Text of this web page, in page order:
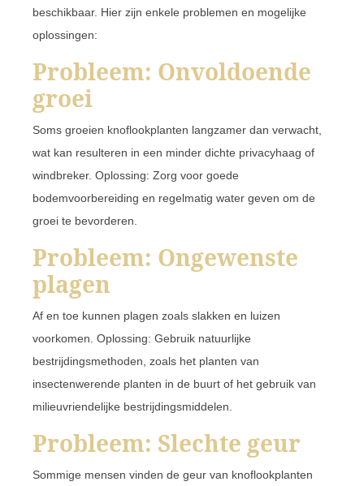
beschikbaar. Hier zijn enkele problemen en mogelijke
oplossingen:
Probleem: Onvoldoende
groei
Soms groeien knoflookplanten langzamer dan verwacht,
wat kan resulteren in een minder dichte privacyhaag of
windbreker. Oplossing: Zorg voor goede
bodemvoorbereiding en regelmatig water geven om de
groei te bevorderen.
Probleem: Ongewenste
plagen
Af en toe kunnen plagen zoals slakken en luizen
voorkomen. Oplossing: Gebruik natuurlijke
bestrijdingsmethoden, zoals het planten van
insectenwerende planten in de buurt of het gebruik van
milieuvriendelijke bestrijdingsmiddelen.
Probleem: Slechte geur
Sommige mensen vinden de geur van knoflookplanten